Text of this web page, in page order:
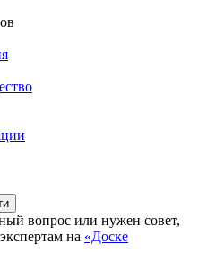
вопрос или нужен совет,
на «Доске